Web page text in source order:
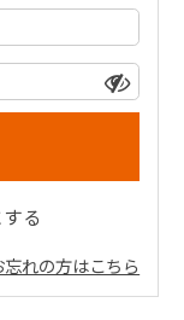
る
れの方はこちら